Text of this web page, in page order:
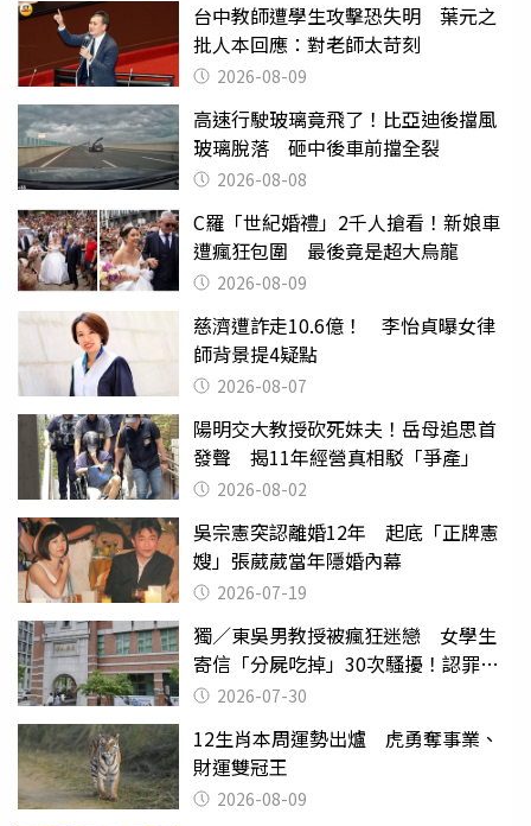
台中教師遭學生攻擊恐失明 葉元之
批人本回應：對老師太苛刻
2026-08-09
高速行駛玻璃竟飛了！比亞迪後擋風
玻璃脫落 砸中後車前擋全裂
2026-08-08
C羅「世紀婚禮」2千人搶看！新娘車
遭瘋狂包圍 最後竟是超大烏龍
2026-08-09
慈濟遭詐走10.6億！ 李怡貞曝女律
師背景提4疑點
2026-08-07
陽明交大教授砍死妹夫！岳母追思首
發聲 揭11年經營真相駁「爭產」
2026-08-02
吳宗憲突認離婚12年 起底「正牌憲
嫂」張葳葳當年隱婚內幕
2026-07-19
獨／東吳男教授被瘋狂迷戀 女學生
寄信「分屍吃掉」30次騷擾！認罪免
關 2026-07-30
12生肖本周運勢出爐 虎勇奪事業、
財運雙冠王
2026-08-09